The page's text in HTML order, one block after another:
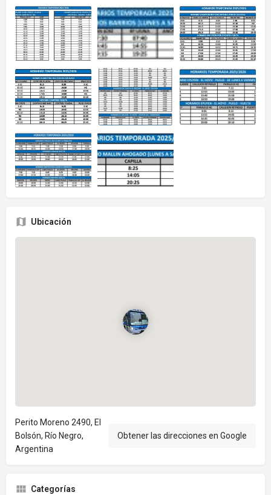
Ubicación
Perito Moreno 2490, El
Bolsón, Río Negro,
Argentina
Obtener las direcciones en Google
Categorías